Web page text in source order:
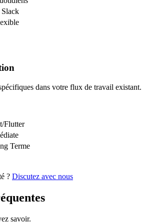
Slack
dans votre flux de travail existant.
Flutter
Terme
? Discutez avec nous
savoir.